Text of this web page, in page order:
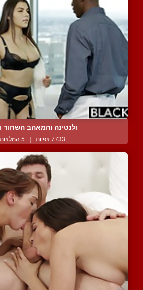
ולנטינה והמאהב השחור
7733 צפיות | 5 המלצות